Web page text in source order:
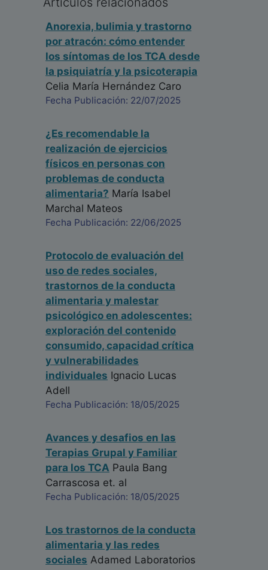
Anorexia, bulimia y trastorno
por atracón: cómo entender
los síntomas de los TCA desde
la psiquiatría y la psicoterapia
Celia María Hernández Caro
Fecha Publicación: 22/07/2025
¿Es recomendable la
realización de ejercicios
físicos en personas con
problemas de conducta
alimentaria? María Isabel
Marchal Mateos
Fecha Publicación: 22/06/2025
Protocolo de evaluación del
uso de redes sociales,
trastornos de la conducta
alimentaria y malestar
psicológico en adolescentes:
exploración del contenido
consumido, capacidad crítica
y vulnerabilidades
individuales Ignacio Lucas
Adell
Fecha Publicación: 18/05/2025
Avances y desafios en las
Terapias Grupal y Familiar
para los TCA Paula Bang
Carrascosa et. al
Fecha Publicación: 18/05/2025
Los trastornos de la conducta
alimentaria y las redes
sociales Adamed Laboratorios